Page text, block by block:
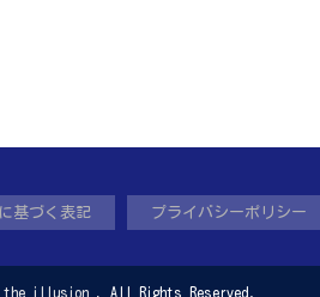
基づく表記 プライバシーポリシー
the illusion, All Rights Reserved.